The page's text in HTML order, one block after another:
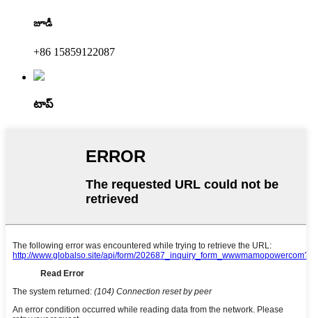
జూడీ
+86 15859122087
టాప్